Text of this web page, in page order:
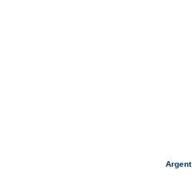
Argent